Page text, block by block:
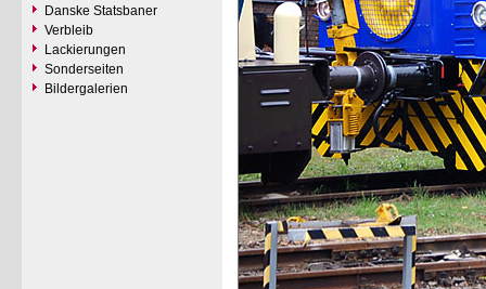
Danske Statsbaner
Verbleib
Lackierungen
Sonderseiten
Bildergalerien